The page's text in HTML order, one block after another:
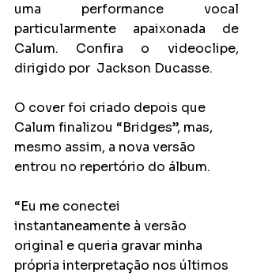
uma performance vocal
particularmente apaixonada de
Calum.
Confira o videoclipe,
dirigido por  Jackson Ducasse.
O cover foi criado depois que
Calum finalizou “Bridges”, mas,
mesmo assim, a nova versão
entrou no repertório do álbum.
“Eu me conectei
instantaneamente à versão
original e queria gravar minha
própria interpretação nos últimos